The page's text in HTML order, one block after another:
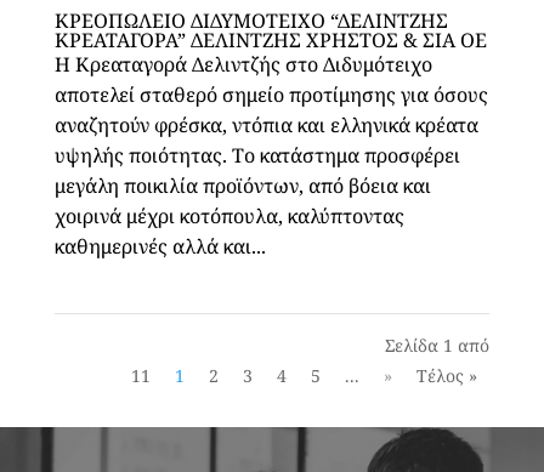
ΚΡΕΟΠΩΛΕΙΟ ΔΙΔΥΜΟΤΕΙΧΟ “ΔΕΛΙΝΤΖΗΣ
ΚΡΕΑΤΑΓΟΡΑ” ΔΕΛΙΝΤΖΗΣ ΧΡΗΣΤΟΣ & ΣΙΑ ΟΕ
Η Κρεαταγορά Δελιντζής στο Διδυμότειχο
αποτελεί σταθερό σημείο προτίμησης για όσους
αναζητούν φρέσκα, ντόπια και ελληνικά κρέατα
υψηλής ποιότητας. Το κατάστημα προσφέρει
μεγάλη ποικιλία προϊόντων, από βόεια και
χοιρινά μέχρι κοτόπουλα, καλύπτοντας
καθημερινές αλλά και...
Σελίδα 1 από
11
1 2 3 4 5 ... » Τέλος »